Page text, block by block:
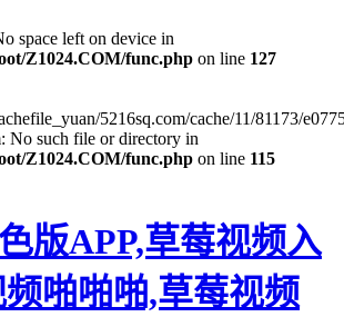
space left on device in
Z1024.COM/func.php on line 127
5216sq.com/cache/11/81173/
No such file or directory in
Z1024.COM/func.php on line 115
版APP,草莓视频入
频啪啪啪,草莓视频